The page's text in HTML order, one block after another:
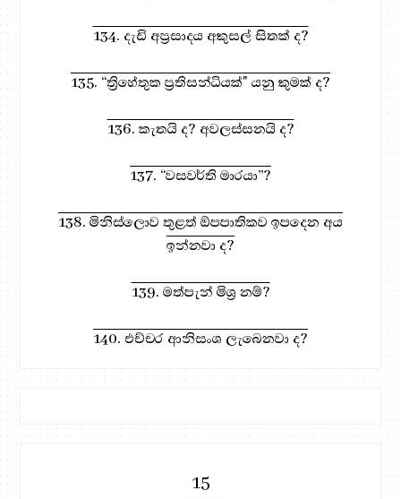
134. දැඩි අප්‍රසාදය අකුසල් සිතක් ද?
135. “ත්‍රිහේතුක ප්‍රතිසන්ධියක්" යනු කුමක් ද?
136. කැතයි ද? අවලස්සනයි ද?
137. “වසවර්ති මාරයා”?
138. මිනිස්ලොව තුළත් ඕපපාතිකව ඉපදෙන අය
ඉන්නවා ද?
139. මත්පැන් මිශ්‍ර නම්?
140. එච්චර ආනිසංශ ලැබෙනවා ද?
15